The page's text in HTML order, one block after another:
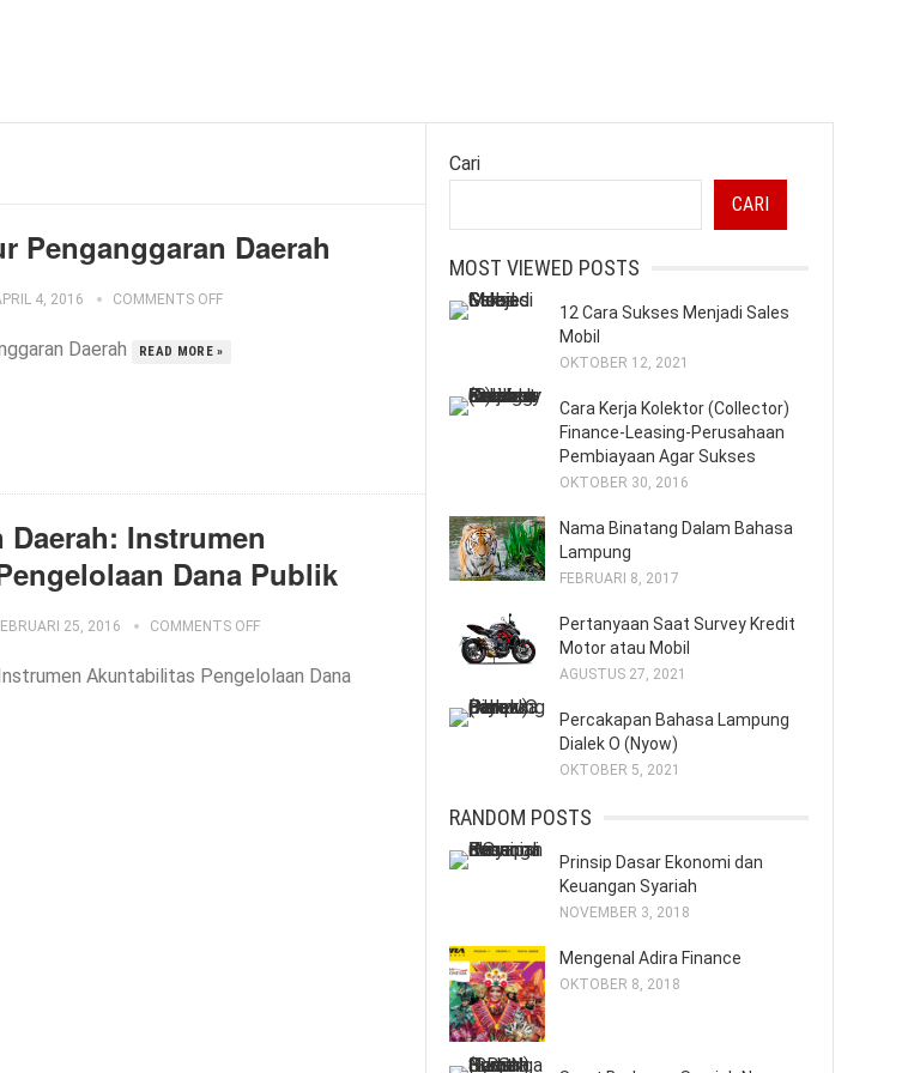
Penganggaran Daerah
4, 2016 COMMENTS OFF
Daerah READ MORE »
Daerah: Instrumen
Dana Publik
25, 2016 COMMENTS OFF
Akuntabilitas Pengelolaan Dana
Cari
CARI
MOST VIEWED POSTS
12 Cara Sukses Menjadi Sales
Mobil
OKTOBER 12, 2021
Cara Kerja Kolektor (Collector)
Finance-Leasing-Perusahaan
Pembiayaan Agar Sukses
OKTOBER 30, 2016
Nama Binatang Dalam Bahasa
Lampung
FEBRUARI 8, 2017
Pertanyaan Saat Survey Kredit
Motor atau Mobil
AGUSTUS 27, 2021
Percakapan Bahasa Lampung
Dialek O (Nyow)
OKTOBER 5, 2021
RANDOM POSTS
Prinsip Dasar Ekonomi dan
Keuangan Syariah
NOVEMBER 3, 2018
Mengenal Adira Finance
OKTOBER 8, 2018